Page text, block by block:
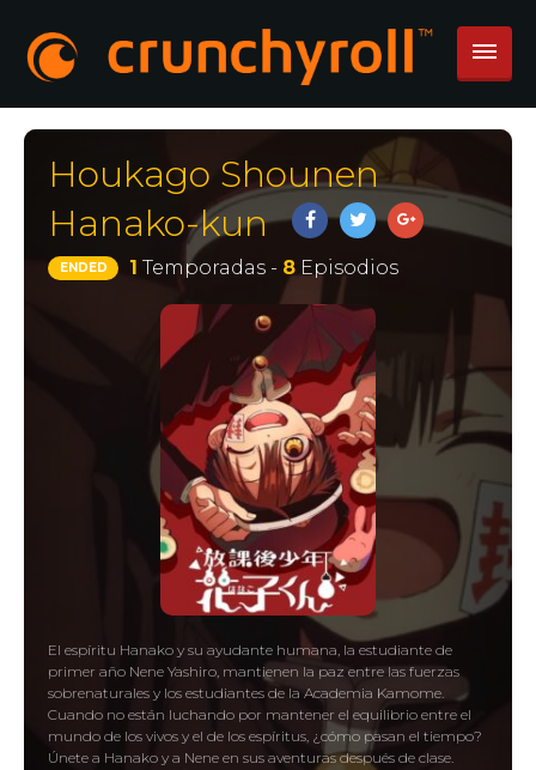
Houkago Shounen
Hanako-kun
ENDED 1 Temporadas - 8Episodios
El espíritu Hanako y su ayudante humana, la estudiante de
primer año Nene Yashiro, mantienen la paz entre las fuerzas
sobrenaturales y los estudiantes de la Academia Kamome.
Cuando no están luchando por mantener el equilibrio entre el
mundo de los vivos y el de los espíritus, ¿cómo pasan el tiempo?
Únete a Hanako y a Nene en sus aventuras después de clase.